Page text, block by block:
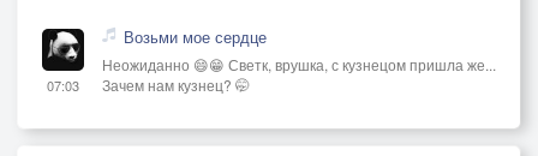
07:03
Возьми мое сердце
Неожиданно 😄😁 Светк, врушка, с кузнецом пришла же...
Зачем нам кузнец? 🤭